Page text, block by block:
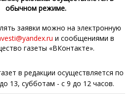
обычном режиме.
заявки можно на электронную
и сообщениями в
газеты «ВКонтакте».
в редакции осуществляется по
13, субботам - с 9 до 12 часов.